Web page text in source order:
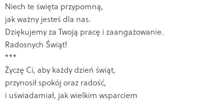
Niech te święta przypomną,
jak ważny jesteś dla nas.
Dziękujemy za Twoją pracę i zaangażowanie.
Radosnych Świąt!
***
Życzę Ci, aby każdy dzień świąt,
przynosił spokój oraz radość,
i uświadamiał, jak wielkim wsparciem